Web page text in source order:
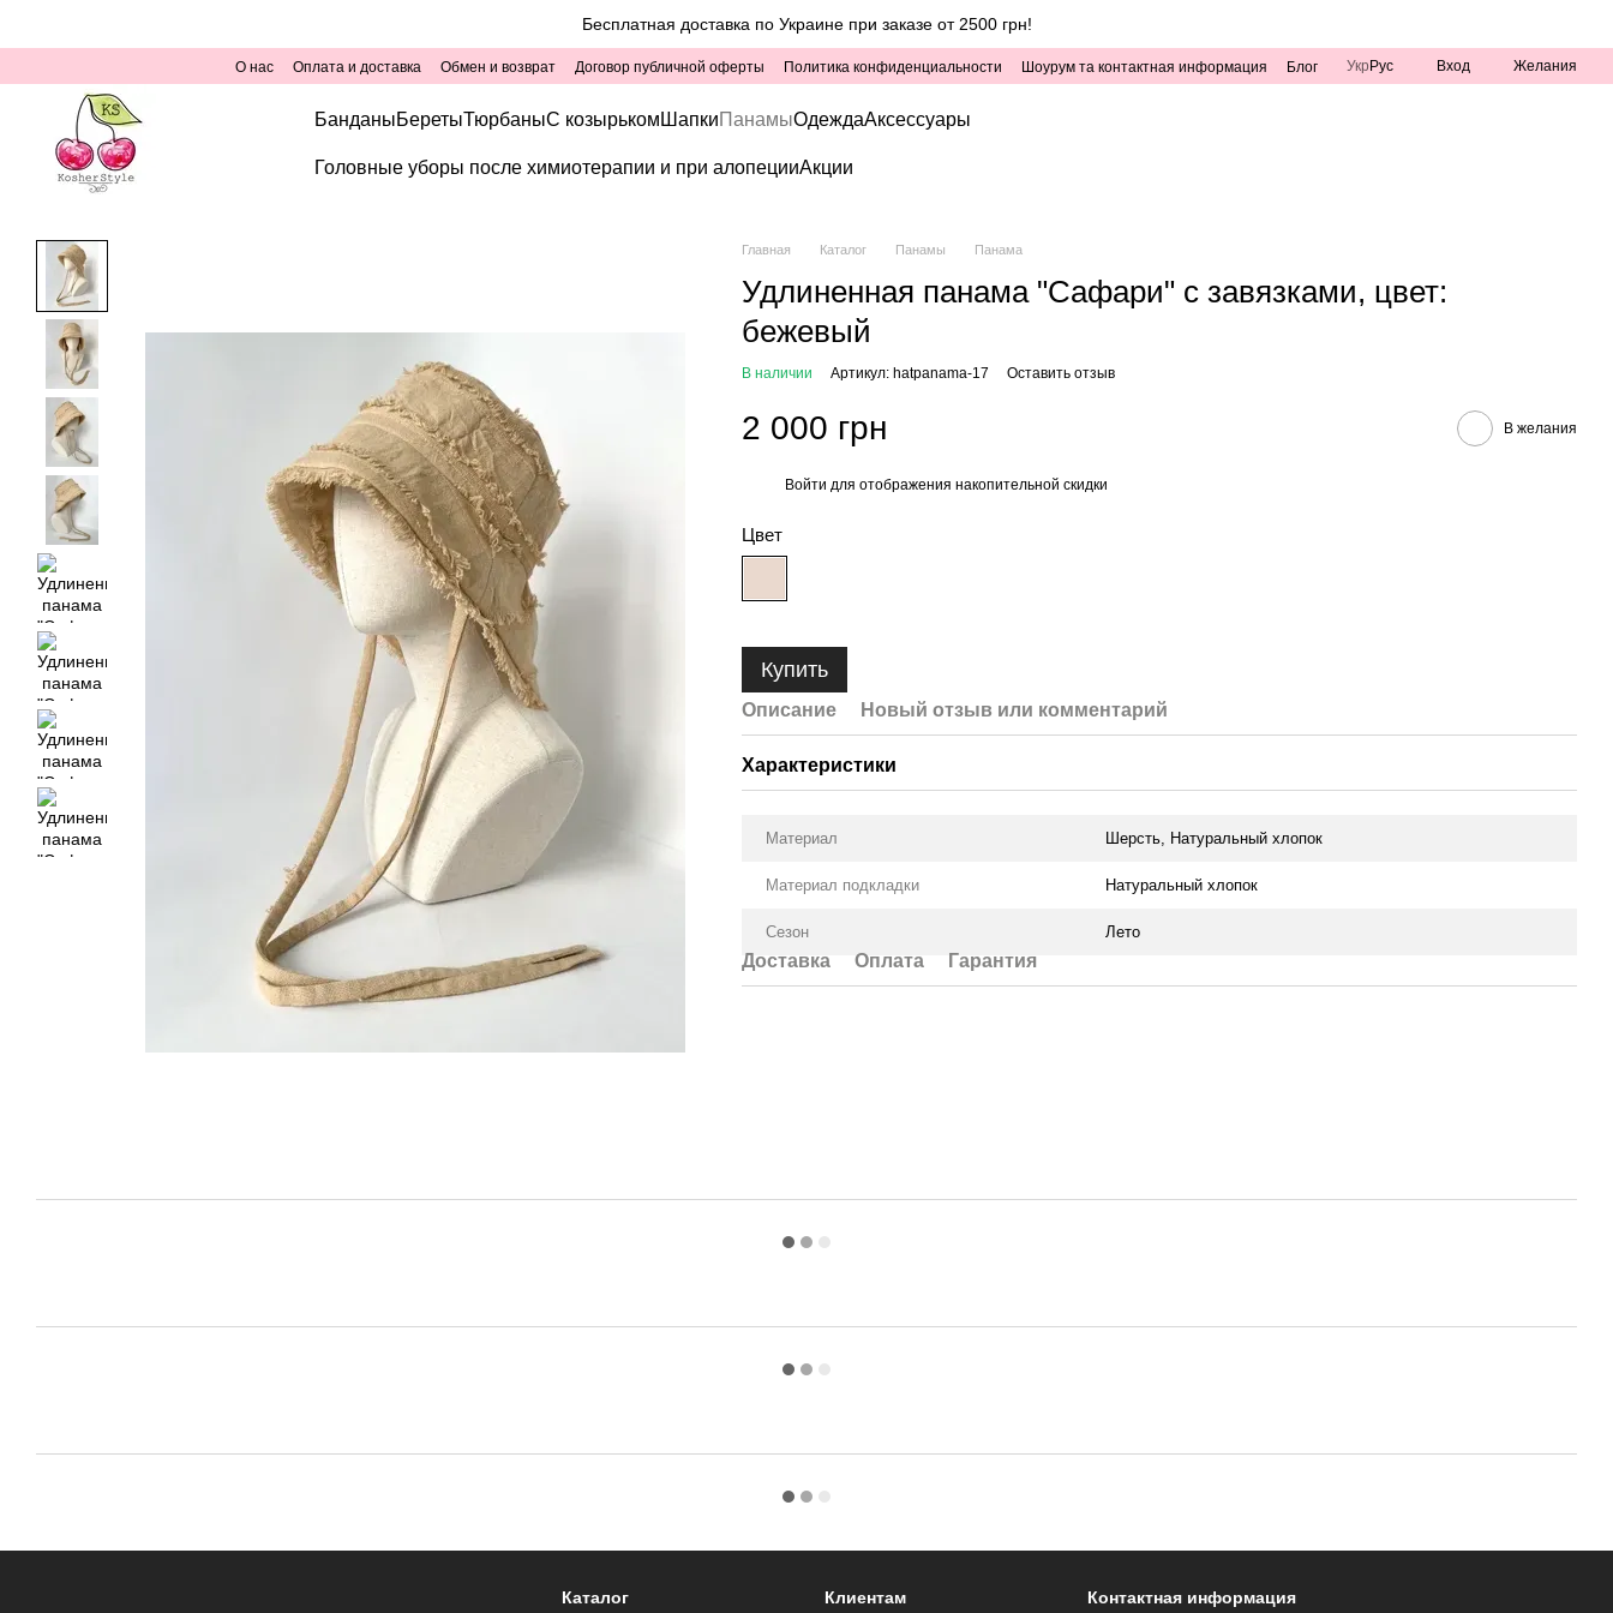
Бесплатная доставка по Украине при заказе от 2500 грн!
О нас Оплата и доставка Обмен и возврат Договор публичной оферты Политика конфиденциальности Шоурум та контактная информация Блог Укр Рус Вход Желания
БанданыБеретыТюрбаныС козырьком ШапкиПанамыОдеждаАксессуары
Головные уборы после химиотерапии и при алопецииАкции
Главная Каталог Панамы Панама
Удлиненная панама "Сафари" с завязками, цвет:
бежевый
В наличии Артикул: hatpanama-17 Оставить отзыв
2 000 грн В желания
Войти для отображения накопительной скидки
Цвет
Купить
Описание Новый отзыв или комментарий
Характеристики
Материал Шерсть, Натуральный хлопок
Материал подкладки Натуральный хлопок
Сезон Лето
Доставка Оплата Гарантия
Каталог Клиентам Контактная информация